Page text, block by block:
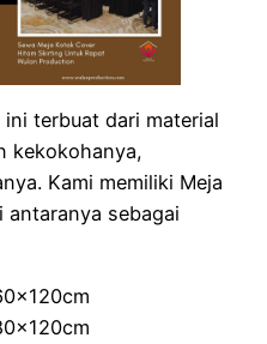
terbuat dari material
kekokohanya,
Kami memiliki Meja
antaranya sebagai